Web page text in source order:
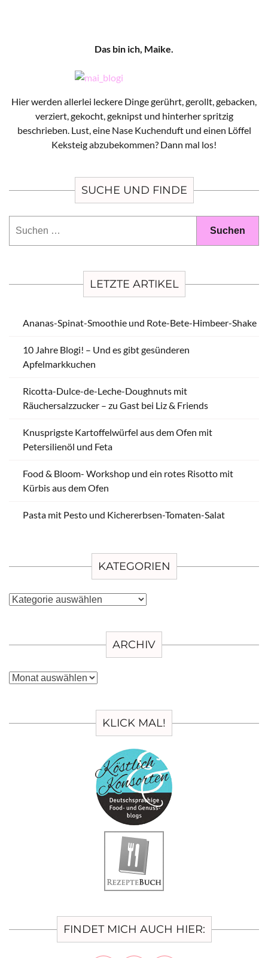
Das bin ich, Maike.
Hier werden allerlei leckere Dinge gerührt, gerollt, gebacken,
verziert, gekocht, geknipst und hinterher spritzig
beschrieben. Lust, eine Nase Kuchenduft und einen Löffel
Keksteig abzubekommen? Dann mal los!
SUCHE UND FINDE
LETZTE ARTIKEL
Ananas-Spinat-Smoothie und Rote-Bete-Himbeer-Shake
10 Jahre Blogi! – Und es gibt gesünderen
Apfelmarkkuchen
Ricotta-Dulce-de-Leche-Doughnuts mit
Räuchersalzzucker – zu Gast bei Liz & Friends
Knusprigste Kartoffelwürfel aus dem Ofen mit
Petersilienöl und Feta
Food & Bloom- Workshop und ein rotes Risotto mit
Kürbis aus dem Ofen
Pasta mit Pesto und Kichererbsen-Tomaten-Salat
KATEGORIEN
Kategorien
ARCHIV
Archiv
KLICK MAL!
FINDET MICH AUCH HIER: